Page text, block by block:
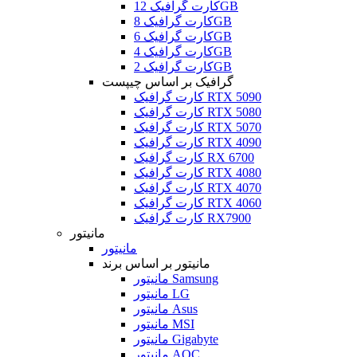
کارت گرافیک 12GB
کارت گرافیک 8GB
کارت گرافیک 6GB
کارت گرافیک 4GB
کارت گرافیک 2GB
گرافیک بر اساس چیپست
کارت گرافیک RTX 5090
کارت گرافیک RTX 5080
کارت گرافیک RTX 5070
کارت گرافیک RTX 4090
کارت گرافیک RX 6700
کارت گرافیک RTX 4080
کارت گرافیک RTX 4070
کارت گرافیک RTX 4060
کارت گرافیک RX7900
مانیتور
مانیتور
مانیتور بر اساس برند
مانیتور Samsung
مانیتور LG
مانیتور Asus
مانیتور MSI
مانیتور Gigabyte
مانیتور AOC